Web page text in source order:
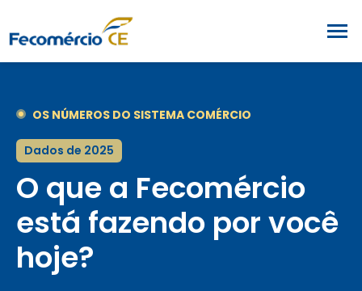
OS NÚMEROS DO SISTEMA COMÉRCIO
Dados de 2025
O que a Fecomércio
está fazendo por você
hoje?